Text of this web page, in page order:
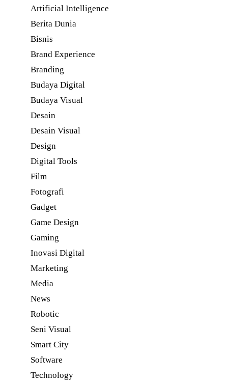
Artificial Intelligence
Berita Dunia
Bisnis
Brand Experience
Branding
Budaya Digital
Budaya Visual
Desain
Desain Visual
Design
Digital Tools
Film
Fotografi
Gadget
Game Design
Gaming
Inovasi Digital
Marketing
Media
News
Robotic
Seni Visual
Smart City
Software
Technology